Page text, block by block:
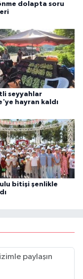
dolapta soru
seyyahlar
hayran kaldı
bitişi şenlikle